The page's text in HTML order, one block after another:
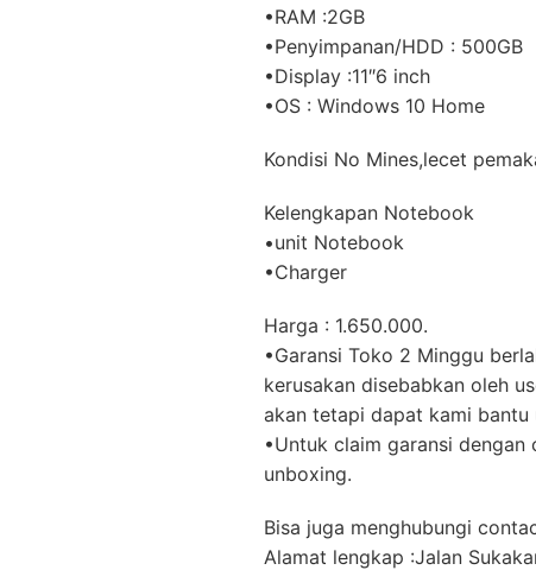
•RAM :2GB
•Penyimpanan/HDD : 500GB
•Display :11″6 inch
•OS : Windows 10 Home
Kondisi No Mines,lecet
Kelengkapan Notebook
•unit Notebook
•Charger
Harga : 1.650.000.
•Garansi Toko 2 Minggu
kerusakan disebabkan oleh
akan tetapi dapat kami
•Untuk claim garansi
unboxing.
Bisa juga menghubungi
Alamat lengkap :Jalan